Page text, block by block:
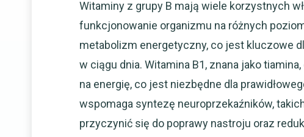
Witaminy z grupy B mają wiele korzystnych
funkcjonowanie organizmu na różnych
metabolizm energetyczny, co jest kluczowe
w ciągu dnia. Witamina B1, znana jako
na energię, co jest niezbędne dla
wspomaga syntezę neuroprzekaźników,
przyczynić się do poprawy nastroju oraz